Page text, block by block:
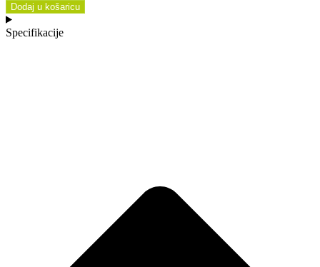
Dodaj u košaricu
Specifikacije